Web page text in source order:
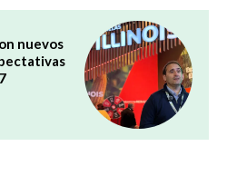
nuevos